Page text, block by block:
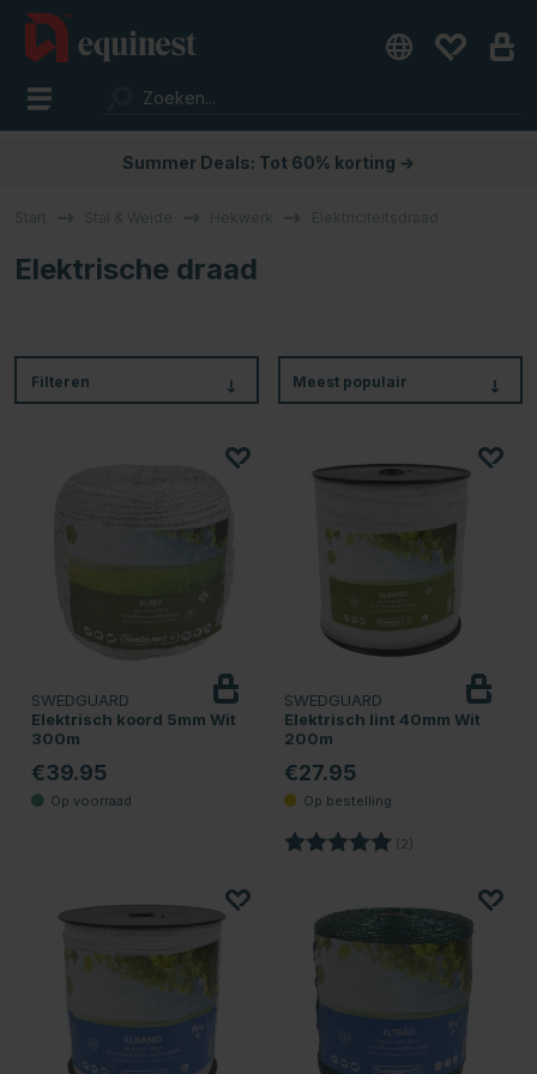
Summer Deals: Tot 60% korting →
Elektrische draad
Filteren Meest populair
SWEDGUARD
Elektrisch koord 5mm Wit
300m
€39.95
SWEDGUARD
Elektrisch lint 40mm Wit
200m
€27.95
Beoordeling: (2)